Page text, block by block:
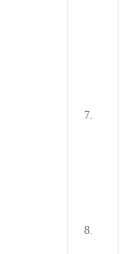
7.
8.